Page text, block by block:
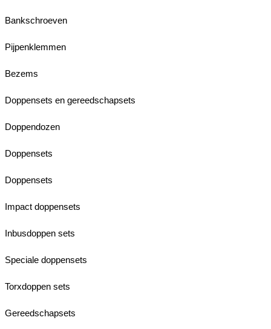
Bankschroeven
Pijpenklemmen
Bezems
Doppensets en gereedschapsets
Doppendozen
Doppensets
Doppensets
Impact doppensets
Inbusdoppen sets
Speciale doppensets
Torxdoppen sets
Gereedschapsets